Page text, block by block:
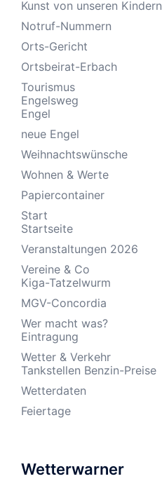
Kunst von unseren Kindern
Notruf-Nummern
Orts-Gericht
Ortsbeirat-Erbach
Tourismus
Engelsweg
Engel
neue Engel
Weihnachtswünsche
Wohnen & Werte
Papiercontainer
Start
Startseite
Veranstaltungen 2026
Vereine & Co
Kiga-Tatzelwurm
MGV-Concordia
Wer macht was?
Eintragung
Wetter & Verkehr
Tankstellen Benzin-Preise
Wetterdaten
Feiertage
Wetterwarner